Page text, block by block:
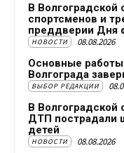
В Волгоградской
спортсменов и
преддверии Дня
НОВОСТИ 08.08.2026
Основные работы
Волгограда
ВЫБОР РЕДАКЦИИ
В Волгоградской
ДТП пострадали
детей
НОВОСТИ 08.08.2026